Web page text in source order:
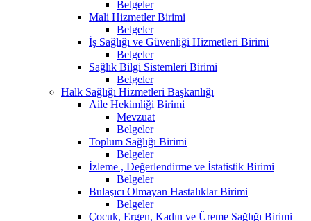
Belgeler
Mali Hizmetler Birimi
Belgeler
İş Sağlığı ve Güvenliği Hizmetleri Birimi
Belgeler
Sağlık Bilgi Sistemleri Birimi
Belgeler
Halk Sağlığı Hizmetleri Başkanlığı
Aile Hekimliği Birimi
Mevzuat
Belgeler
Toplum Sağlığı Birimi
Belgeler
İzleme , Değerlendirme ve İstatistik Birimi
Belgeler
Bulaşıcı Olmayan Hastalıklar Birimi
Belgeler
Çocuk, Ergen, Kadın ve Üreme Sağlığı Birimi